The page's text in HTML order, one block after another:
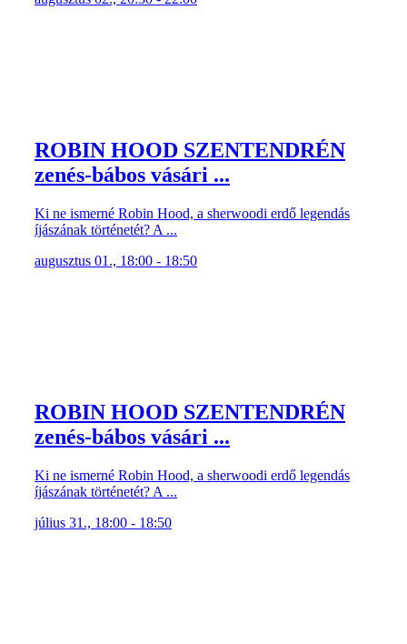
ROBIN HOOD SZENTENDRÉN
zenés-bábos vásári ...
Ki ne ismerné Robin Hood, a sherwoodi erdő legendás
íjászának történetét? A ...
augusztus 01., 18:00 - 18:50
ROBIN HOOD SZENTENDRÉN
zenés-bábos vásári ...
Ki ne ismerné Robin Hood, a sherwoodi erdő legendás
íjászának történetét? A ...
július 31., 18:00 - 18:50